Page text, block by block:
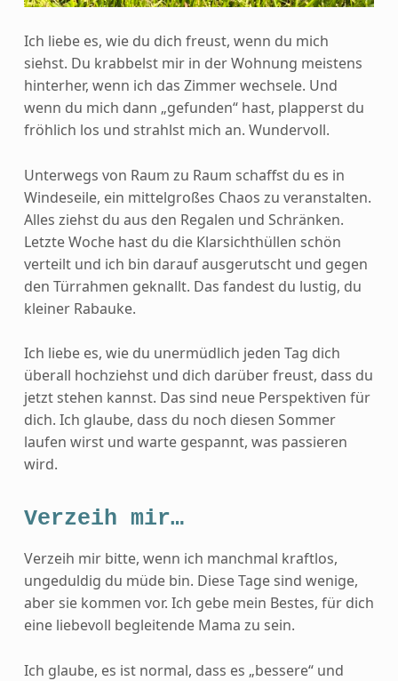
Ich liebe es, wie du dich freust, wenn du mich
siehst. Du krabbelst mir in der Wohnung meistens
hinterher, wenn ich das Zimmer wechsele. Und
wenn du mich dann „gefunden“ hast, plapperst du
fröhlich los und strahlst mich an. Wundervoll.
Unterwegs von Raum zu Raum schaffst du es in
Windeseile, ein mittelgroßes Chaos zu veranstalten.
Alles ziehst du aus den Regalen und Schränken.
Letzte Woche hast du die Klarsichthüllen schön
verteilt und ich bin darauf ausgerutscht und gegen
den Türrahmen geknallt. Das fandest du lustig, du
kleiner Rabauke.
Ich liebe es, wie du unermüdlich jeden Tag dich
überall hochziehst und dich darüber freust, dass du
jetzt stehen kannst. Das sind neue Perspektiven für
dich. Ich glaube, dass du noch diesen Sommer
laufen wirst und warte gespannt, was passieren
wird.
Verzeih mir…
Verzeih mir bitte, wenn ich manchmal kraftlos,
ungeduldig du müde bin. Diese Tage sind wenige,
aber sie kommen vor. Ich gebe mein Bestes, für dich
eine liebevoll begleitende Mama zu sein.
Ich glaube, es ist normal, dass es „bessere“ und